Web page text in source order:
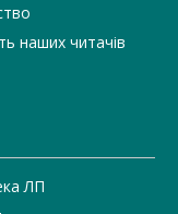
наших читачів
ЛП